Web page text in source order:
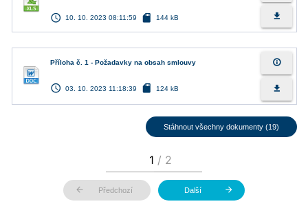
access_time 10. 10. 2023 08:11:59 sd_card 144 kB file_download
Příloha č. 1 - Požadavky na obsah smlouvy
access_time 03. 10. 2023 11:18:39 sd_card 124 kB
info_outline
file_download
Stáhnout všechny dokumenty (19)
arrow_back Předchozí Další arrow_forward